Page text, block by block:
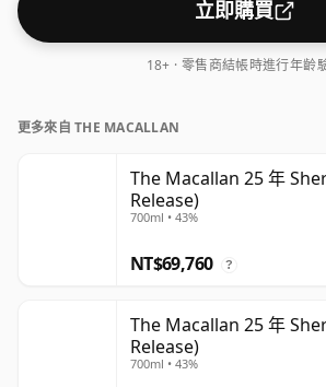
立即購買
18+ · 零售商結帳時進行年齡
更多來自 THE MACALLAN
The Macallan 25 年
Release)
700ml • 43%
NT$69,760 ?
The Macallan 25 年
Release)
700ml • 43%